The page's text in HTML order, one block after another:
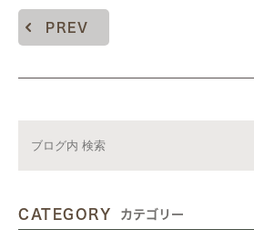
PREV
CATEGORY カテゴリー